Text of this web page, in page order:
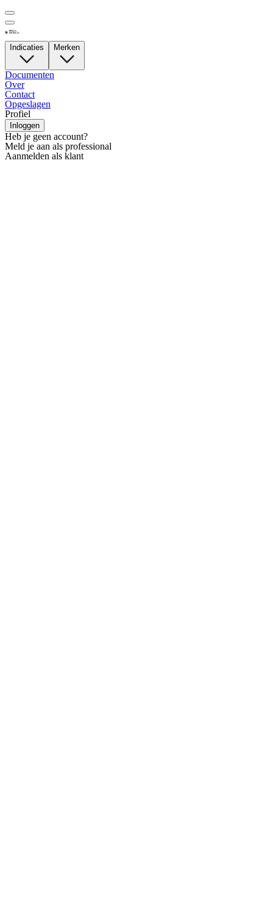
Indicaties Merken
Documenten
Over
Contact
Opgeslagen
Profiel
Inloggen
Heb je geen account?
Meld je aan als professional
Aanmelden als klant